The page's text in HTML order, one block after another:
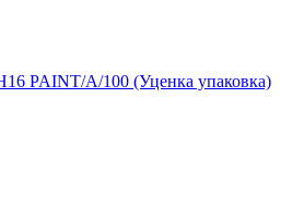
PAINT/A/100 (Уценка упаковка)